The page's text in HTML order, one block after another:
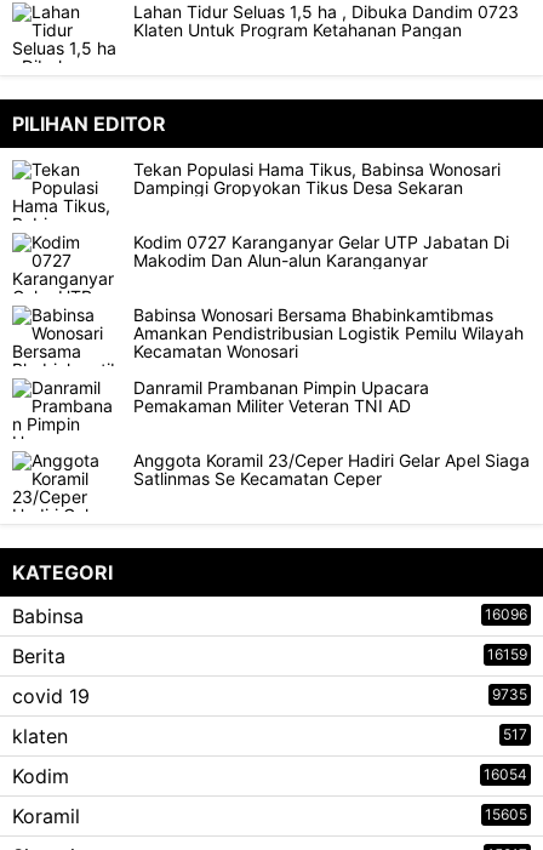
Lahan Tidur Seluas 1,5 ha , Dibuka Dandim 0723
Klaten Untuk Program Ketahanan Pangan
PILIHAN EDITOR
Tekan Populasi Hama Tikus, Babinsa Wonosari
Dampingi Gropyokan Tikus Desa Sekaran
Kodim 0727 Karanganyar Gelar UTP Jabatan Di
Makodim Dan Alun-alun Karanganyar
Babinsa Wonosari Bersama Bhabinkamtibmas
Amankan Pendistribusian Logistik Pemilu Wilayah
Kecamatan Wonosari
Danramil Prambanan Pimpin Upacara
Pemakaman Militer Veteran TNI AD
Anggota Koramil 23/Ceper Hadiri Gelar Apel Siaga
Satlinmas Se Kecamatan Ceper
KATEGORI
Babinsa
16096
Berita 16159
covid 19 9735
klaten 517
Kodim 16054
Koramil 15605